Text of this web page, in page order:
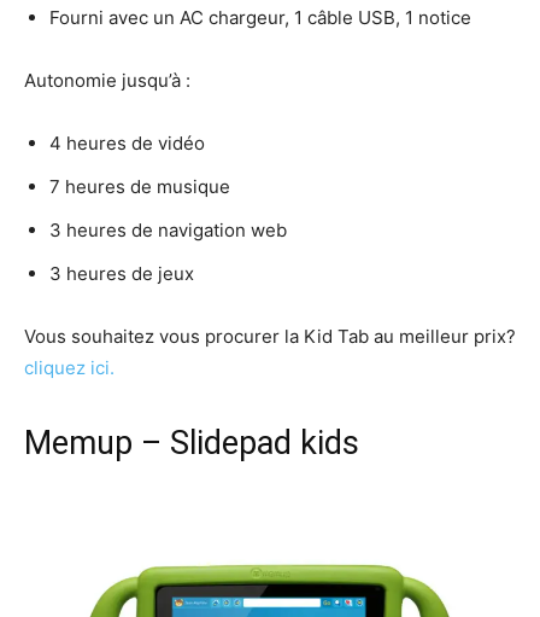
Fourni avec un AC chargeur, 1 câble USB, 1 notice
Autonomie jusqu’à :
4 heures de vidéo
7 heures de musique
3 heures de navigation web
3 heures de jeux
Vous souhaitez vous procurer la Kid Tab au meilleur prix?
cliquez ici.
Memup – Slidepad kids